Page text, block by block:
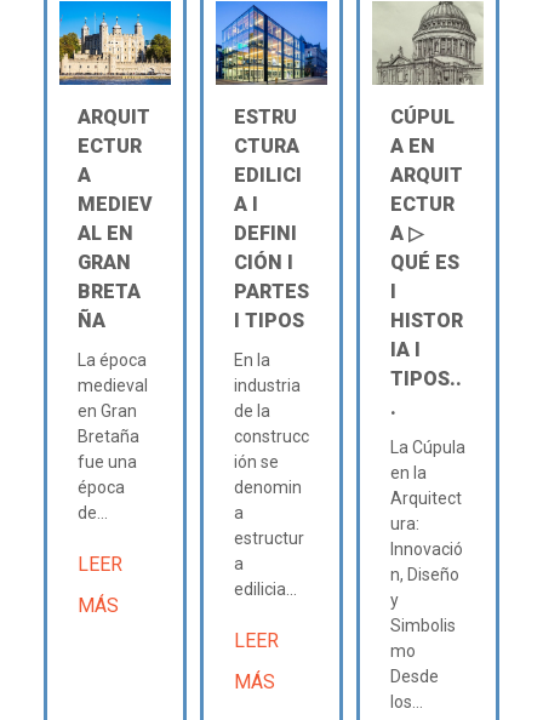
ARQUIT
ECTUR
A
MEDIEV
AL EN
GRAN
BRETA
ÑA
La época
medieval
en Gran
Bretaña
fue una
época
de...
LEER
MÁS
ESTRU
CTURA
EDILICI
A Ι
DEFINI
CIÓN Ι
PARTES
Ι TIPOS
En la
industria
de la
construcc
ión se
denomin
a
estructur
a
edilicia...
LEER
MÁS
CÚPUL
A EN
ARQUIT
ECTUR
A ▷
QUÉ ES
HISTOR
IA Ι
TIPOS..
.
La Cúpula
en la
Arquitect
ura:
Innovació
n, Diseño
y
Simbolis
mo
Desde
los...